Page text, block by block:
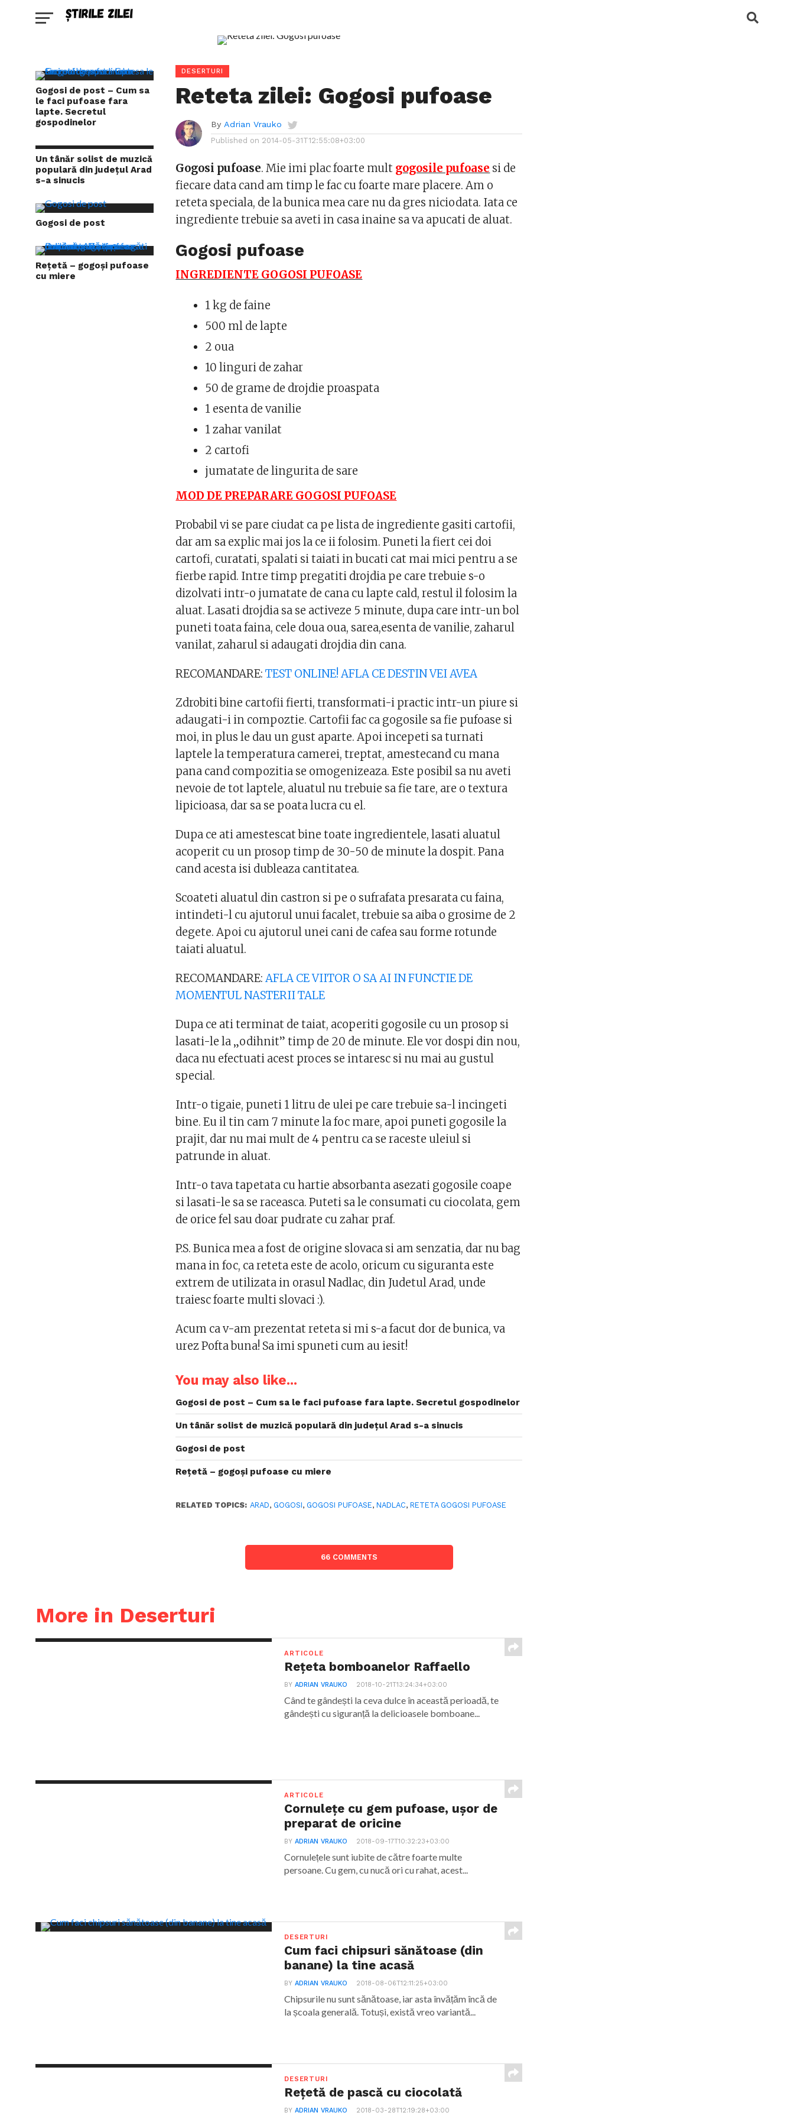
Gogosi de post – Cum sa
le faci pufoase fara
lapte. Secretul
gospodinelor
Un tânăr solist de muzică
populară din județul Arad
s-a sinucis
Gogosi de post
Rețetă – gogoși pufoase
cu miere
DESERTURI
Reteta zilei: Gogosi pufoase
By Adrian Vrauko
Published on 2014-05-31T12:55:08+03:00
Gogosi pufoase. Mie imi plac foarte mult gogosile pufoase si de
fiecare data cand am timp le fac cu foarte mare placere. Am o
reteta speciala, de la bunica mea care nu da gres niciodata. Iata ce
ingrediente trebuie sa aveti in casa inaine sa va apucati de aluat.
Gogosi pufoase
INGREDIENTE GOGOSI PUFOASE
1 kg de faine
500 ml de lapte
2 oua
10 linguri de zahar
50 de grame de drojdie proaspata
1 esenta de vanilie
1 zahar vanilat
2 cartofi
jumatate de lingurita de sare
MOD DE PREPARARE GOGOSI PUFOASE
Probabil vi se pare ciudat ca pe lista de ingrediente gasiti cartofii,
dar am sa explic mai jos la ce ii folosim. Puneti la fiert cei doi
cartofi, curatati, spalati si taiati in bucati cat mai mici pentru a se
fierbe rapid. Intre timp pregatiti drojdia pe care trebuie s-o
dizolvati intr-o jumatate de cana cu lapte cald, restul il folosim la
aluat. Lasati drojdia sa se activeze 5 minute, dupa care intr-un bol
puneti toata faina, cele doua oua, sarea,esenta de vanilie, zaharul
vanilat, zaharul si adaugati drojdia din cana.
RECOMANDARE:TEST ONLINE! AFLA CE DESTIN VEI AVEA
Zdrobiti bine cartofii fierti, transformati-i practic intr-un piure si
adaugati-i in compoztie. Cartofii fac ca gogosile sa fie pufoase si
moi, in plus le dau un gust aparte. Apoi incepeti sa turnati
laptele la temperatura camerei, treptat, amestecand cu mana
pana cand compozitia se omogenizeaza. Este posibil sa nu aveti
nevoie de tot laptele, aluatul nu trebuie sa fie tare, are o textura
lipicioasa, dar sa se poata lucra cu el.
Dupa ce ati amestescat bine toate ingredientele, lasati aluatul
acoperit cu un prosop timp de 30-50 de minute la dospit. Pana
cand acesta isi dubleaza cantitatea.
Scoateti aluatul din castron si pe o sufrafata presarata cu faina,
intindeti-l cu ajutorul unui facalet, trebuie sa aiba o grosime de 2
degete. Apoi cu ajutorul unei cani de cafea sau forme rotunde
taiati aluatul.
RECOMANDARE: AFLA CE VIITOR O SA AI IN FUNCTIE DE
MOMENTUL NASTERII TALE
Dupa ce ati terminat de taiat, acoperiti gogosile cu un prosop si
lasati-le la „odihnit” timp de 20 de minute. Ele vor dospi din nou,
daca nu efectuati acest proces se intaresc si nu mai au gustul
special.
Intr-o tigaie, puneti 1 litru de ulei pe care trebuie sa-l incingeti
bine. Eu il tin cam 7 minute la foc mare, apoi puneti gogosile la
prajit, dar nu mai mult de 4 pentru ca se raceste uleiul si
patrunde in aluat.
Intr-o tava tapetata cu hartie absorbanta asezati gogosile coape
si lasati-le sa se raceasca. Puteti sa le consumati cu ciocolata, gem
de orice fel sau doar pudrate cu zahar praf.
P.S. Bunica mea a fost de origine slovaca si am senzatia, dar nu bag
mana in foc, ca reteta este de acolo, oricum cu siguranta este
extrem de utilizata in orasul Nadlac, din Judetul Arad, unde
traiesc foarte multi slovaci :).
Acum ca v-am prezentat reteta si mi s-a facut dor de bunica, va
urez Pofta buna! Sa imi spuneti cum au iesit!
You may also like...
Gogosi de post – Cum sa le faci pufoase fara lapte. Secretul gospodinelor
Un tânăr solist de muzică populară din județul Arad s-a sinucis
Gogosi de post
Rețetă – gogoși pufoase cu miere
RELATED TOPICS: ARAD, GOGOSI, GOGOSI PUFOASE,NADLAC,RETETA GOGOSI PUFOASE
66 COMMENTS
More in Deserturi
ARTICOLE
Rețeta bomboanelor Raffaello
BYADRIAN VRAUKO 2018-10-21T13:24:34+03:00
Când te gândești la ceva dulce în această perioadă, te
gândești cu siguranță la delicioasele bomboane...
ARTICOLE
Cornulețe cu gem pufoase, ușor de
preparat de oricine
BYADRIAN VRAUKO 2018-09-17T10:32:23+03:00
Cornulețele sunt iubite de către foarte multe
persoane. Cu gem, cu nucă ori cu rahat, acest...
DESERTURI
Cum faci chipsuri sănătoase (din
banane) la tine acasă
BYADRIAN VRAUKO 2018-08-06T12:11:25+03:00
Chipsurile nu sunt sănătoase, iar asta învățăm încă de
la școala generală. Totuși, există vreo variantă...
DESERTURI
Rețetă de pască cu ciocolată
BYADRIAN VRAUKO 2018-03-28T12:19:28+03:00